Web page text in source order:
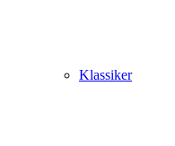
Klassiker